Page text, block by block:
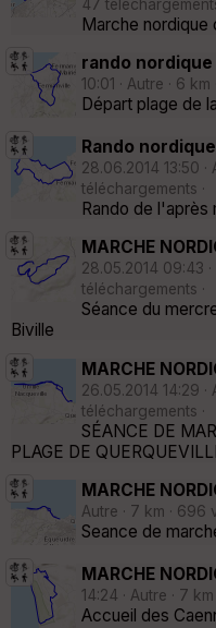
47
Marche nordique
rando
10:01 · Autre · 6
Départ plage de
Rando
28.06.2014 13:50 ·
téléchargements ·
Rando de l'après
MARCHE
28.05.2014 09:43 ·
téléchargements ·
Séance du
Biville
MARCHE
26.05.2014 14:29 ·
téléchargements ·
SÉANCE DE
PLAGE DE
MARCHE
Autre · 7 km · 696
Seance de
MARCHE
14:24 · Autre · 7
Accueil des